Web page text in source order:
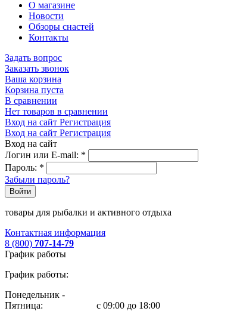
О магазине
Новости
Обзоры снастей
Контакты
Задать вопрос
Заказать звонок
Ваша корзина
Корзина пуста
В сравнении
Нет товаров в сравнении
Вход на сайт Регистрация
Вход на сайт Регистрация
Вход на сайт
Логин или E-mail: *
Пароль: *
Забыли пароль?
Войти
товары для рыбалки и активного отдыха
Контактная информация
8 (800) 707-14-79
График работы
График работы:
Понедельник -
Пятница:
с 09:00 до 18:00